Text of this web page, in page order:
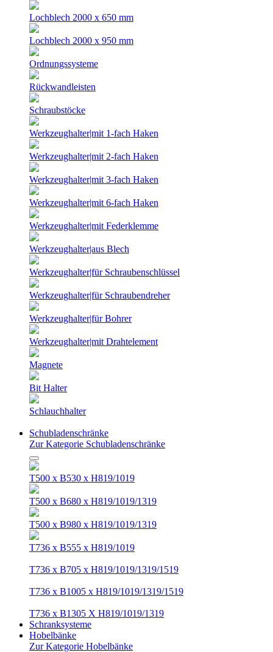
Lochblech 2000 x 650 mm
Lochblech 2000 x 950 mm
Ordnungssysteme
Rückwandleisten
Schraubstöcke
Werkzeughalter|mit 1-fach Haken
Werkzeughalter|mit 2-fach Haken
Werkzeughalter|mit 3-fach Haken
Werkzeughalter|mit 6-fach Haken
Werkzeughalter|mit Federklemme
Werkzeughalter|aus Blech
Werkzeughalter|für Schraubenschlüssel
Werkzeughalter|für Schraubendreher
Werkzeughalter|für Bohrer
Werkzeughalter|mit Drahtelement
Magnete
Bit Halter
Schlauchhalter
Schubladenschränke
Zur Kategorie Schubladenschränke
T500 x B530 x H819/1019
T500 x B680 x H819/1019/1319
T500 x B980 x H819/1019/1319
T736 x B555 x H819/1019
T736 x B705 x H819/1019/1319/1519
T736 x B1005 x H819/1019/1319/1519
T736 x B1305 X H819/1019/1319
Schranksysteme
Hobelbänke
Zur Kategorie Hobelbänke